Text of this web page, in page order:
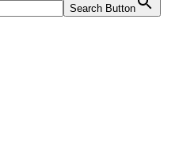
Search Button